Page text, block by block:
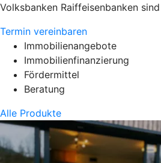
Volksbanken Raiffeisenbanken
Termin vereinbaren
Immobilienangebote
Immobilienfinanzierung
Fördermittel
Beratung
Alle Produkte